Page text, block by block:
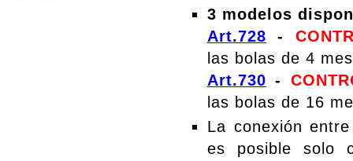
3 modelos
Art.728 -
las bolas de 4
Art.730 -
las bolas de 16
La conexión
es posible solo